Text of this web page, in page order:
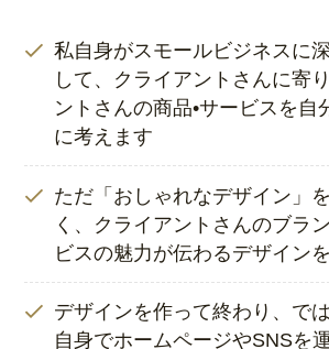
私自身がスモールビジネスに
して、クライアントさんに寄
ントさんの商品•サービスを自
に考えます
ただ「おしゃれなデザイン」
く、クライアントさんのブラ
ビスの魅力が伝わるデザイン
デザインを作って終わり、で
自身でホームページやSNSを